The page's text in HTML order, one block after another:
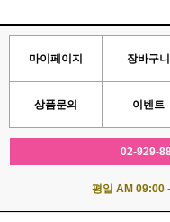
마이페이지 장바구니
상품문의 이벤트
02-929-
평일 AM 09:00